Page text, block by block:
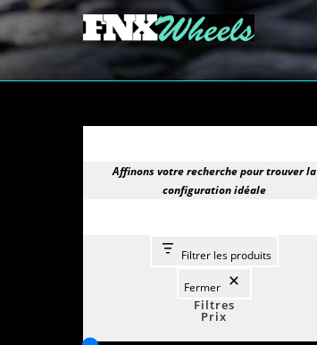
Affinons votre recherche pour trouver la
configuration idéale
Filtrer les produits
Fermer
Filtres
Prix